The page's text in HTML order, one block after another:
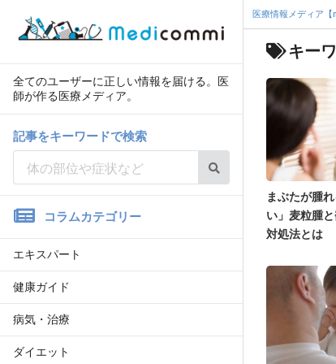
全てのユーザーに正しい情報を届ける。医
師が作る医療メディア。
記事をキーワードで検索
コラムカテゴリー
エキスパート
健康ガイド
病気・治療
ダイエット
医療情報メディア【
キー
まぶたが腫
い」麦粒腫
対処法とは